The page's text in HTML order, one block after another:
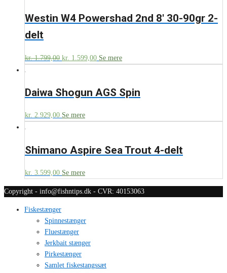
Westin W4 Powershad 2nd 8′ 30-90gr 2-
delt
kr.1.799,00 kr. 1.599,00 Se mere
Daiwa Shogun AGS Spin
kr. 2.929,00 Se mere
Shimano Aspire Sea Trout 4-delt
kr. 3.599,00 Se mere
Copyright - info@fishntips.dk - CVR: 40153063
Fiskestænger
Spinnestænger
Fluestænger
Jerkbait stænger
Pirkestænger
Samlet fiskestangssæt